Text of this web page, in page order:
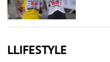
LLIFESTYLE